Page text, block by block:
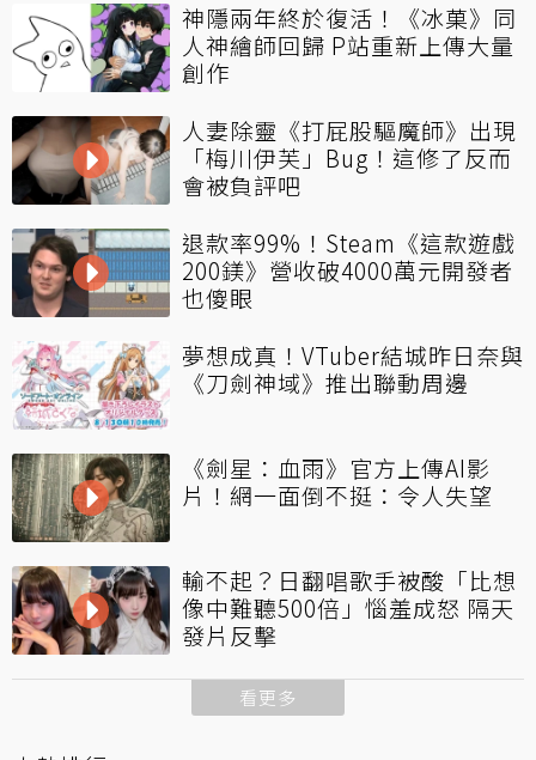
神隱兩年終於復活！《冰菓》同
人神繪師回歸 P站重新上傳大量
創作
人妻除靈《打屁股驅魔師》出現
「梅川伊芙」Bug！這修了反而
會被負評吧
退款率99%！Steam《這款遊戲
200鎂》營收破4000萬元開發者
也傻眼
夢想成真！VTuber結城昨日奈與
《刀劍神域》推出聯動周邊
《劍星：血雨》官方上傳AI影
片！網一面倒不挺：令人失望
輸不起？日翻唱歌手被酸「比想
像中難聽500倍」惱羞成怒 隔天
發片反擊
看更多